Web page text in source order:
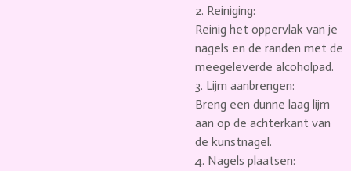
2. Reiniging:
Reinig het oppervlak van je
nagels en de randen met de
meegeleverde alcoholpad.
3. Lijm aanbrengen:
Breng een dunne laag lijm
aan op de achterkant van
de kunstnagel.
4. Nagels plaatsen: